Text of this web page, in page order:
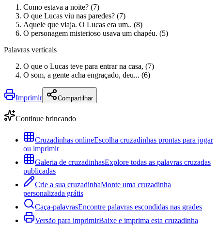
Como estava a noite? (7)
O que Lucas viu nas paredes? (7)
Aquele que viaja. O Lucas era um.. (8)
O personagem misterioso usava um chapéu. (5)
Palavras verticais
O que o Lucas teve para entrar na casa, (7)
O som, a gente acha engraçado, deu... (6)
Imprimir Compartilhar
Continue brincando
Cruzadinhas onlineEscolha cruzadinhas prontas para jogar
ou imprimir
Galeria de cruzadinhasExplore todas as palavras cruzadas
publicadas
Crie a sua cruzadinhaMonte uma cruzadinha
personalizada grátis
Caça-palavrasEncontre palavras escondidas nas grades
Versão para imprimirBaixe e imprima esta cruzadinha